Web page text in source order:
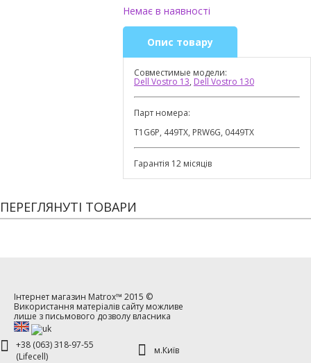
Немає в наявності
Опис товару
Совместимые модели:
Dell Vostro 13, Dell Vostro 130
Парт номера:
T1G6P, 449TX, PRW6G, 0449TX
Гарантія 12 місяців
ПЕРЕГЛЯНУТІ ТОВАРИ
Інтернет магазин Matrox™ 2015 ©
Використання матеріалів сайту можливе
лише з письмового дозволу власника
+38 (063) 318-97-55
(Lifecell)
м.Київ